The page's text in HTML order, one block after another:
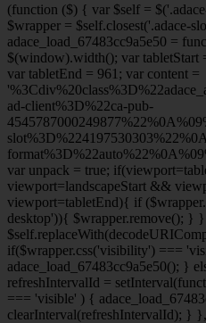
(function ($) { var $self =
$wrapper = $self.closest('.adace-
adace_load_67483cc9a5e50 =
$(window).width(); var tabletStart
var tabletEnd = 961; var content =
ad-client%3D%22ca-pub-
var unpack = true; if(viewport
viewport=landscapeStart &&
viewport=tabletEnd){ if
desktop')){ $wrapper.remove(); }
if($wrapper.css('visibility') ===
adace_load_67483cc9a5e50(); }
refreshIntervalId =
=== 'visible' ) {
clearInterval(refreshIntervalId); }